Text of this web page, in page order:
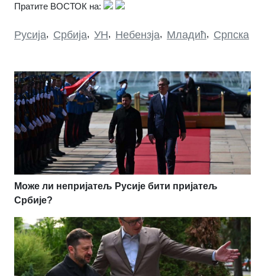
Пратите ВОСТОК на:
Русија, Србија, УН, Небензја, Младић, Српска
Може ли непријатељ Русије бити пријатељ
Србије?